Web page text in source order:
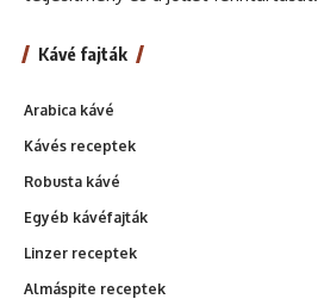
Kávé fajták
Arabica kávé
Kávés receptek
Robusta kávé
Egyéb kávéfajták
Linzer receptek
Almáspite receptek